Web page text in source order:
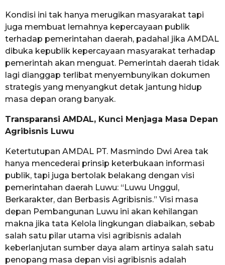
Kondisi ini tak hanya merugikan masyarakat tapi
juga membuat lemahnya kepercayaan publik
terhadap pemerintahan daerah, padahal jika AMDAL
dibuka kepublik kepercayaan masyarakat terhadap
pemerintah akan menguat. Pemerintah daerah tidak
lagi dianggap terlibat menyembunyikan dokumen
strategis yang menyangkut detak jantung hidup
masa depan orang banyak.
Transparansi AMDAL, Kunci Menjaga Masa Depan
Agribisnis Luwu
Ketertutupan AMDAL PT. Masmindo Dwi Area tak
hanya mencederai prinsip keterbukaan informasi
publik, tapi juga bertolak belakang dengan visi
pemerintahan daerah Luwu: “Luwu Unggul,
Berkarakter, dan Berbasis Agribisnis.” Visi masa
depan Pembangunan Luwu ini akan kehilangan
makna jika tata Kelola lingkungan diabaikan, sebab
salah satu pilar utama visi agribisnis adalah
keberlanjutan sumber daya alam artinya salah satu
penopang masa depan visi agribisnis adalah